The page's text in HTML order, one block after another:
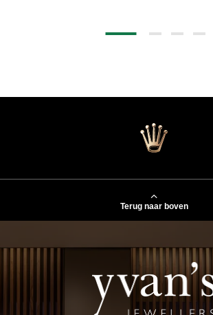
Terug naar boven